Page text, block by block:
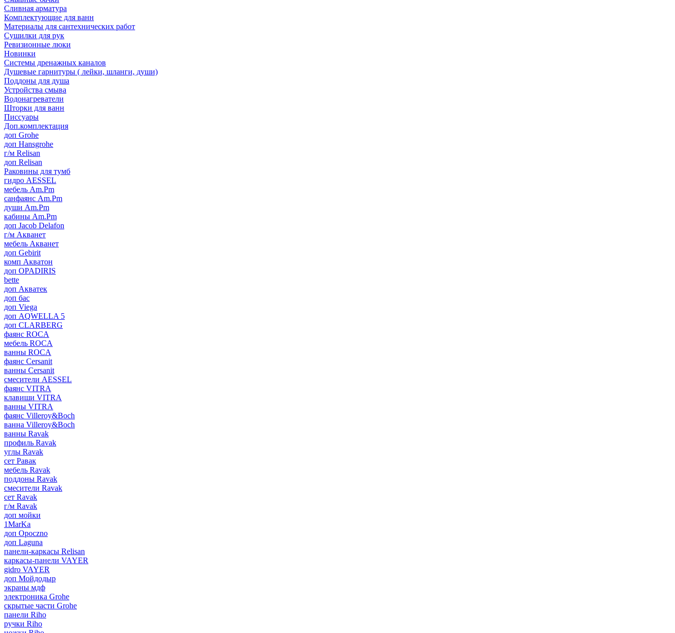
Сливная арматура
Комплектующие для ванн
Материалы для сантехнических работ
Сушилки для рук
Ревизионные люки
Новинки
Системы дренажных каналов
Душевые гарнитуры ( лейки, шланги, души)
Поддоны для душа
Устройства смыва
Водонагреватели
Шторки для ванн
Писсуары
Доп.комплектация
доп Grohe
доп Hansgrohe
г/м Relisan
доп Relisan
Раковины для тумб
гидро AESSEL
мебель Am.Pm
санфаянс Am.Pm
души Am.Pm
кабины Am.Pm
доп Jacob Delafon
г/м Акванет
мебель Акванет
доп Gebirit
комп Акватон
доп OPADIRIS
bette
доп Акватек
доп бас
доп Viega
доп AQWELLA 5
доп CLARBERG
фаянс ROCA
мебель ROCA
ванны ROCA
фаянс Cersanit
ванны Cersanit
смесители AESSEL
фаянс VITRA
клавиши VITRA
ванны VITRA
фаянс Villeroy&Boch
ванна Villeroy&Boch
ванны Ravak
профиль Ravak
углы Ravak
сет Равак
мебель Ravak
поддоны Ravak
смесители Ravak
сет Ravak
г/м Ravak
доп мойки
1MarKa
доп Opoczno
доп Laguna
панели-каркасы Relisan
каркасы-панели VAYER
gidro VAYER
доп Мойдодыр
экраны мдф
электроника Grohe
скрытые части Grohe
панели Riho
ручки Riho